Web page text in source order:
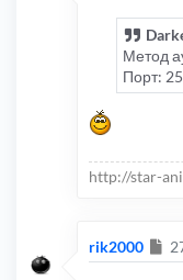
Метод
Порт: 25
http://star-
rik2000